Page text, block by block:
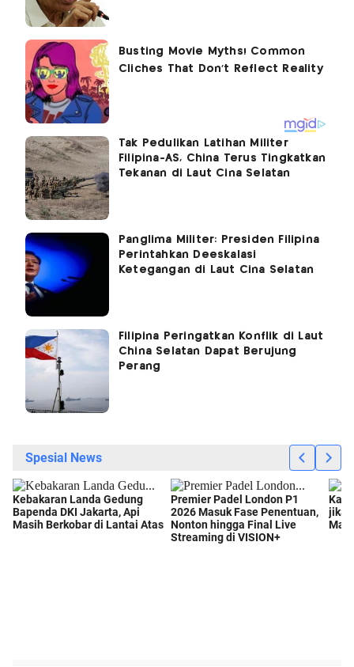
Tak Pedulikan Latihan Militer
Filipina-AS, China Terus Tingkatkan
Tekanan di Laut Cina Selatan
Panglima Militer: Presiden Filipina
Perintahkan Deeskalasi
Ketegangan di Laut Cina Selatan
Filipina Peringatkan Konflik di Laut
China Selatan Dapat Berujung
Perang